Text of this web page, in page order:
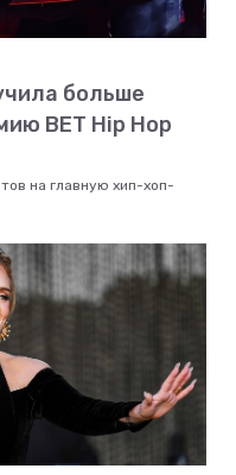
больше
BET Hip Hop
на главную хип-хоп-